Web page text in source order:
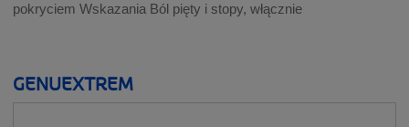
pokryciem Wskazania Ból pięty i stopy, włącznie
GENUEXTREM